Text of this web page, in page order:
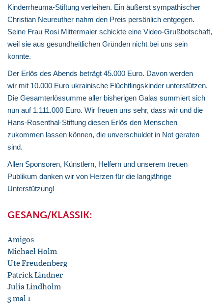
Kinderrheuma-Stiftung verleihen. Ein äußerst sympathischer
Christian Neureuther nahm den Preis persönlich entgegen.
Seine Frau Rosi Mittermaier schickte eine Video-Grußbotschaft,
weil sie aus gesundheitlichen Gründen nicht bei uns sein
konnte.
Der Erlös des Abends beträgt 45.000 Euro. Davon werden
wir mit 10.000 Euro ukrainische Flüchtlingskinder unterstützen.
Die Gesamterlössumme aller bisherigen Galas summiert sich
nun auf 1.111.000 Euro. Wir freuen uns sehr, dass wir und die
Hans-Rosenthal-Stiftung diesen Erlös den Menschen
zukommen lassen können, die unverschuldet in Not geraten
sind.
Allen Sponsoren, Künstlern, Helfern und unserem treuen
Publikum danken wir von Herzen für die langjährige
Unterstützung!
GESANG/KLASSIK:
Amigos
Michael Holm
Ute Freudenberg
Patrick Lindner
Julia Lindholm
3 mal 1